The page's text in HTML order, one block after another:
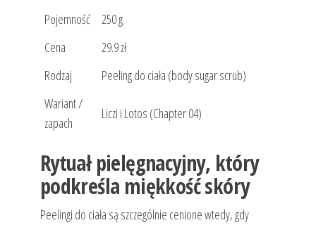
Pojemność
250 g
Cena
29.9 zł
Rodzaj
Peeling do ciała (body sugar scrub)
Wariant /
zapach
Liczi i Lotos (Chapter 04)
Rytuał pielęgnacyjny, który
podkreśla miękkość skóry
Peelingi do ciała są szczególnie cenione wtedy, gdy